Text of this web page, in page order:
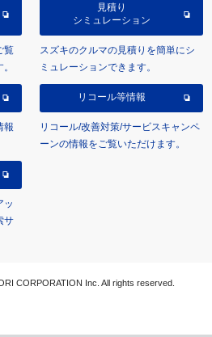
覧
見積り
シミュレーション
スズキのクルマの見積りを簡単にシ
ミュレーションできます。
報
リコール等情報
リコール/改善対策/サービスキャンペ
ーンの情報をご覧いただけます。
ッ
サ
CORPORATION Inc. All rights reserved.